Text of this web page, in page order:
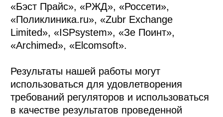
«Бэст Прайс», «РЖД», «Россети»,
«Поликлиника.ru», «Zubr Exchange
Limited», «ISPsystem», «Зе Поинт»,
«Archimed», «Elcomsoft».
Результаты нашей работы могут
использоваться для удовлетворения
требований регуляторов и использоваться
в качестве результатов проведенной